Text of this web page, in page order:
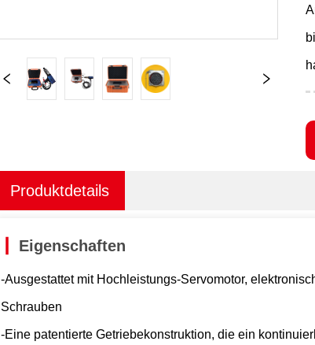
Produktdetails
Eigenschaften
-Ausgestattet mit Hochleistungs-Servomotor,
Schrauben
-Eine patentierte Getriebekonstruktion, die ein